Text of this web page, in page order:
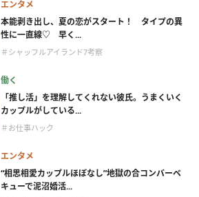
エンタメ
本能剥き出し、夏の恋がスタート！ タイプの異
性に一直線♡ 早く...
＃シャッフルアイランド7考察
働く
「推し活」を理解してくれない彼氏。うまくいく
カップルがしている...
＃お仕事ハック
エンタメ
“相思相愛カップルほぼなし”地獄の合コンバーベ
キューで泥沼婚活...